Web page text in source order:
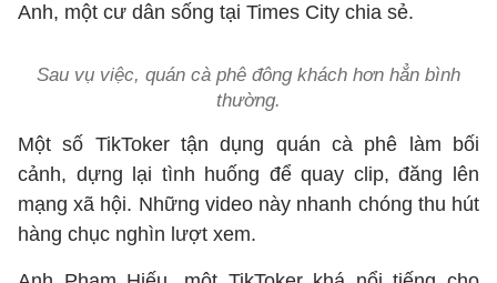
Anh, một cư dân sống tại Times City chia sẻ.
Sau vụ việc, quán cà phê đông khách hơn hẳn bình
thường.
Một số TikToker tận dụng quán cà phê làm bối
cảnh, dựng lại tình huống để quay clip, đăng lên
mạng xã hội. Những video này nhanh chóng thu hút
hàng chục nghìn lượt xem.